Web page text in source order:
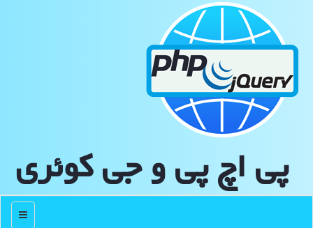
پی اچ پی و جی كوئری
منو